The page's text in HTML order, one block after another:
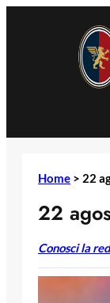
Home > 22
22
Conosci la